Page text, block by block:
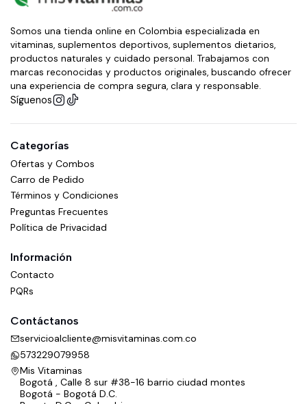
Somos una tienda online en Colombia especializada en
vitaminas, suplementos deportivos, suplementos dietarios,
productos naturales y cuidado personal. Trabajamos con
marcas reconocidas y productos originales, buscando ofrecer
una experiencia de compra segura, clara y responsable.
Síguenos
Categorías
Ofertas y Combos
Carro de Pedido
Términos y Condiciones
Preguntas Frecuentes
Política de Privacidad
Información
Contacto
PQRs
Contáctanos
servicioalcliente@misvitaminas.com.co
573229079958
Mis Vitaminas
Bogotá , Calle 8 sur #38-16 barrio ciudad montes
Bogotá - Bogotá D.C.